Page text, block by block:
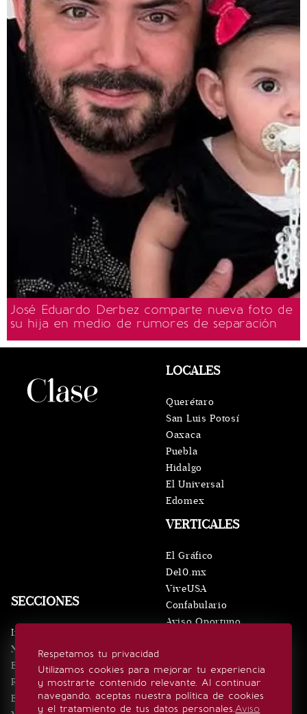
José Eduardo Derbez comparte nueva foto de
su hija en medio de rumores de separación
Respetamos tu privacidad
Utilizamos cookies para mejorar tu experiencia
y mostrarte contenido relevante. Al continuar
navegando, aceptas nuestra política de cookies
y el tratamiento de tus datos personales.Aviso
SECCIONES
Inicio
Noticias
Eventos
Realeza
Estilo de vida
VERTICALES
El Gráfico
De10.mx
ViveUSA
Confabulario
Aviso Oportuno
LOCALES
Querétaro
San Luis Potosí
Oaxaca
Puebla
Hidalgo
El Universal
Edomex
SÍGUENOS